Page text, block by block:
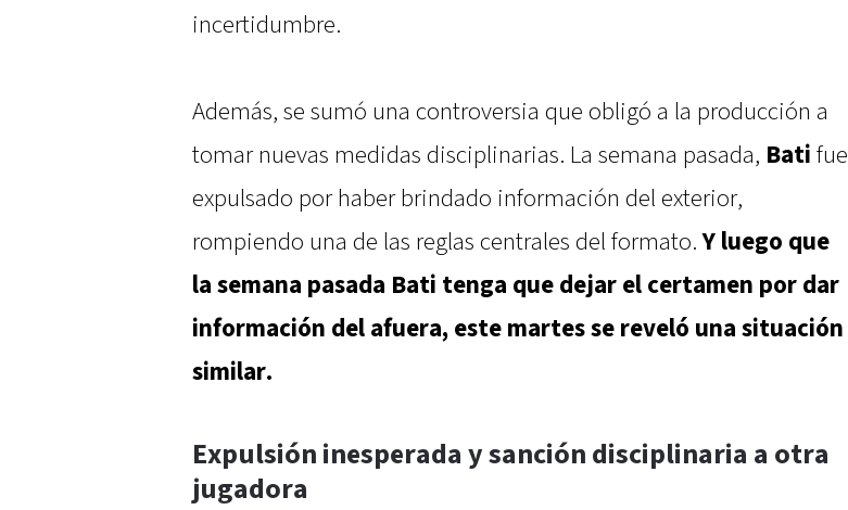
incertidumbre.
Además, se sumó una controversia que obligó a la producción a
tomar nuevas medidas disciplinarias. La semana pasada, Bati fue
expulsado por haber brindado información del exterior,
rompiendo una de las reglas centrales del formato.Y luego que
la semana pasada Bati tenga que dejar el certamen por dar
información del afuera, este martes se reveló una situación
similar.
Expulsión inesperada y sanción disciplinaria a otra
jugadora